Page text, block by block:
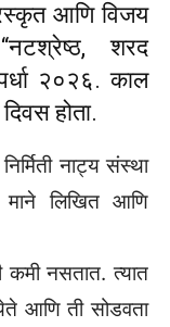
आणि विजय
शरद
२०२६. काल
होता.
नाट्य संस्था
माने लिखित आणि
कमी नसतात. त्यात
आणि ती सोडवता